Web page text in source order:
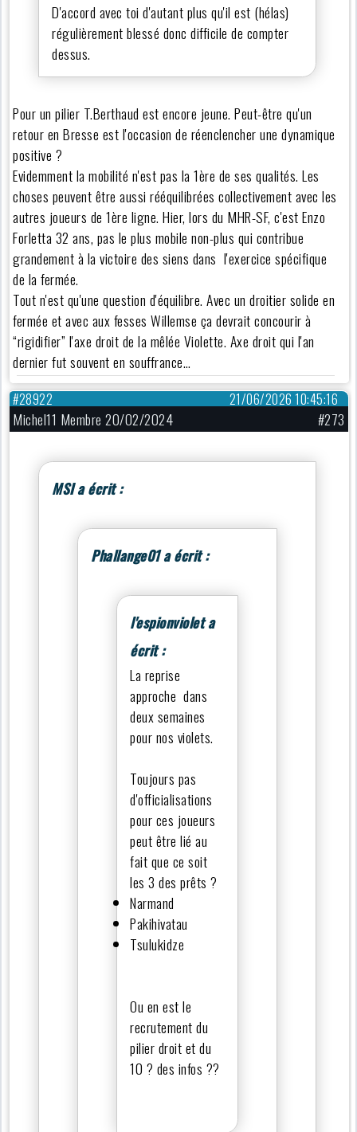
D'accord avec toi d'autant plus qu'il est (hélas)
régulièrement blessé donc difficile de compter
dessus.
Pour un pilier T.Berthaud est encore jeune. Peut-être qu'un
retour en Bresse est l'occasion de réenclencher une dynamique
positive ?
Evidemment la mobilité n'est pas la 1ère de ses qualités. Les
choses peuvent être aussi rééquilibrées collectivement avec les
autres joueurs de 1ère ligne. Hier, lors du MHR-SF, c'est Enzo
Forletta 32 ans, pas le plus mobile non-plus qui contribue
grandement à la victoire des siens dans l'exercice spécifique
de la fermée.
Tout n'est qu'une question d'équilibre. Avec un droitier solide en
fermée et avec aux fesses Willemse ça devrait concourir à
“rigidifier” l'axe droit de la mêlée Violette. Axe droit qui l'an
dernier fut souvent en souffrance…
21/06/2026 10:45:16
#28922
Michel11 Membre 20/02/2024 #273
MSI a écrit :
Phallange01 a écrit :
l'espionviolet a
écrit :
La reprise
approche dans
deux semaines
pour nos violets.
Toujours pas
d'officialisations
pour ces joueurs
peut être lié au
fait que ce soit
les 3 des prêts ?
Narmand
Pakihivatau
Tsulukidze
Ou en est le
recrutement du
pilier droit et du
10 ? des infos ??